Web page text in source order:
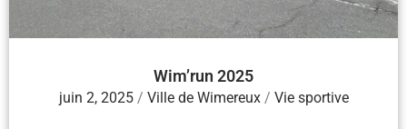
Wim’run 2025
juin 2, 2025 / Ville de Wimereux / Vie sportive